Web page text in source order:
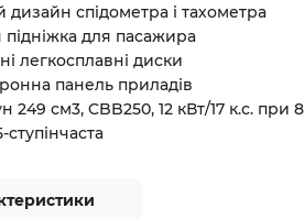
дизайн спідометра і тахометра
підніжка для пасажира
легкосплавні диски
панель приладів
249 см3, CBB250, 12 кВт/17 к.с. при